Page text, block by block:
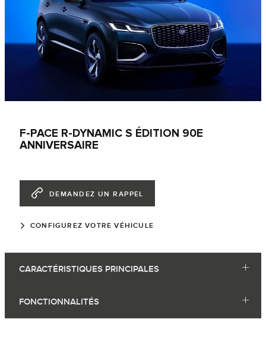
F-PACE R-DYNAMIC S ÉDITION 90E
ANNIVERSAIRE
DEMANDEZ UN RAPPEL
CONFIGUREZ VOTRE VÉHICULE
CARACTÉRISTIQUES PRINCIPALES
FONCTIONNALITÉS